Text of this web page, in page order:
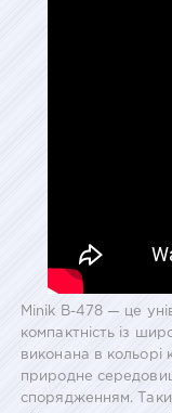
Minik B-478 — це
компактність із
виконана в кольорі
природне
спорядженням.